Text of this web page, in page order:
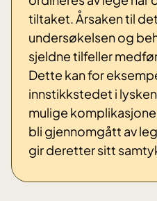
tiltaket. Årsaken til
undersøkelsen og
sjeldne tilfeller
Dette kan for
innstikkstedet i
mulige
bli gjennomgått av
gir deretter sitt